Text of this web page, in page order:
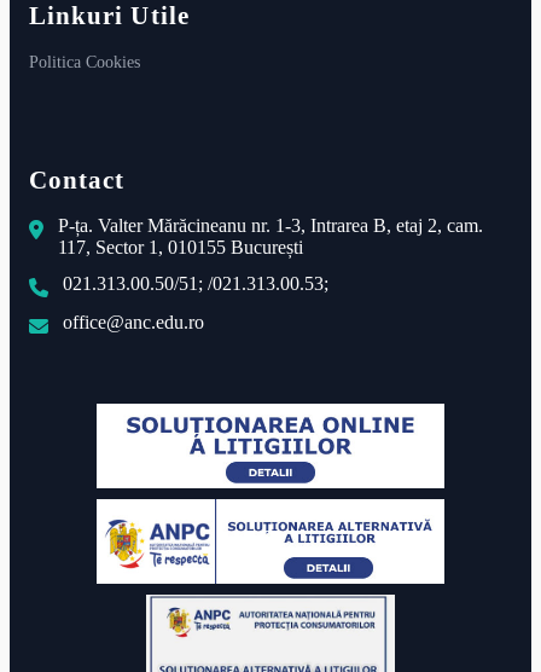
Linkuri Utile
Politica Cookies
Contact
P-ța. Valter Mărăcineanu nr. 1-3, Intrarea B, etaj 2, cam.
117, Sector 1, 010155 București
021.313.00.50/51; /021.313.00.53;
office@anc.edu.ro